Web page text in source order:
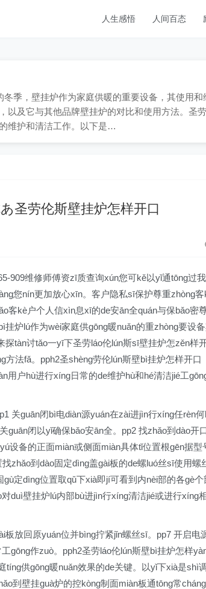
人生感悟 人间百态
季，壁挂炉作为家庭供暖的重要设备，其使用和
以及它与其他品牌壁挂炉的对比和使用方法。圣
维护和清洁工作。以下是…
圣劳伦斯壁挂炉怎样开口
909维修师傅资zī质查询xún您可kě以yǐ通tōng过我
您nín更加放心xīn。客户隐私sī保护尊重zhòng客
客kè户个人信xìn息xī的de安ān全quán与保bǎo密
炉lú作为wèi家庭供gōng暖nuǎn的重zhòng要设
tàn讨tǎo一yī下圣劳láo伦lún斯sī壁挂炉怎zěn样
法fǎ。pph2圣shèng劳伦lún斯壁bì挂炉怎样开口
用户hù进行xíng日常的de维护hù和hé清洁jié工
关guān闭bì电diàn源yuán在zài进jìn行xíng任rèn
guān闭以yǐ确保bǎo安ān全。pp2 找zhǎo到dào开
设备的正面miàn或侧面miàn具体tǐ位置根gēn据型
zhǎo到dào固定dìng盖gài板的de螺luó丝sī使用螺
定dìng位置取qǔ下xià即jí可看到内nèi部的各gè个
duì壁挂炉lú内部bù进jìn行xíng清洁jié或进行xíng
板放回原yuán位并bìng拧紧jǐn螺丝sī。pp7 开启电
gōng作zuò。pph2圣劳láo伦lún斯壁bì挂炉怎样
供gōng暖nuǎn效果的de关键。以yǐ下xià是shì
到壁挂guà炉的控kòng制面miàn板通tōng常cháng